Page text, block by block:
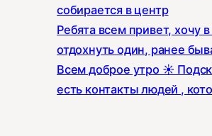
собирается в центр
Ребята всем привет, хочу
отдохнуть один, ранее
Всем доброе утро ☀️
есть контакты людей ,